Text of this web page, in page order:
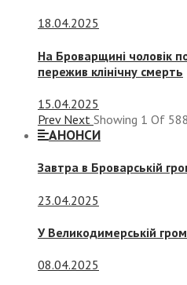
18.04.2025
На Броварщині чоловік
пережив клінічну смерть
15.04.2025
Prev Next Showing 1 Of 588
АНОНСИ
Завтра в Броварській
23.04.2025
У Великодимерській
08.04.2025